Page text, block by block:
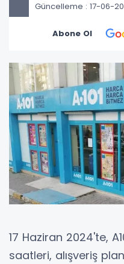
Güncelleme : 17-06-
Abone Ol
17 Haziran 2024'te,
saatleri, alışveriş